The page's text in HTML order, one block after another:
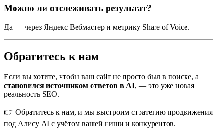
Можно ли отслеживать результат?
Да — через Яндекс Вебмастер и метрику Share of Voice.
Обратитесь к нам
Если вы хотите, чтобы ваш сайт не просто был в поиске, а
становился источником ответов в AI, — это уже новая
реальность SEO.
👉 Обратитесь к нам, и мы выстроим стратегию продвижения
под Алису AI с учётом вашей ниши и конкурентов.